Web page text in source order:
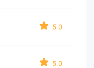
5.0
5.0